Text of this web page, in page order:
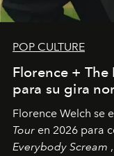
POP CULTURE
Florence +
para su gira
Florence Welch se
Tour en 2026 para
Everybody Scream